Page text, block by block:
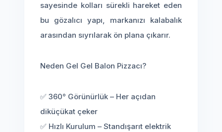
sayesinde kolları sürekli hareket eden
bu gözalıcı yapı, markanızı kalabalık
arasından sıyrılarak ön plana çıkarır.
Neden Gel Gel Balon Pizzacı?
✅ 360° Görünürlük – Her açıdan
diküçükat çeker
✅ Hızlı Kurulum – Standışarıt elektrik